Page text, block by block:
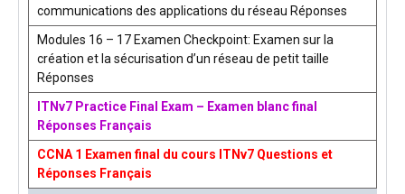
communications des applications du réseau Réponses
Modules 16 – 17 Examen Checkpoint: Examen sur la
création et la sécurisation d’un réseau de petit taille
Réponses
ITNv7 Practice Final Exam – Examen blanc final
Réponses Français
CCNA 1 Examen final du cours ITNv7 Questions et
Réponses Français